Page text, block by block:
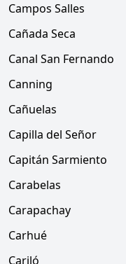
Campos Salles
Cañada Seca
Canal San Fernando
Canning
Cañuelas
Capilla del Señor
Capitán Sarmiento
Carabelas
Carapachay
Carhué
Cariló